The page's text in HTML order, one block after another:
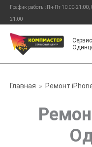
Перейти
содержимому
График работы: Пн-Пт 10:00-21:00,
21:00
Главная Ремонт